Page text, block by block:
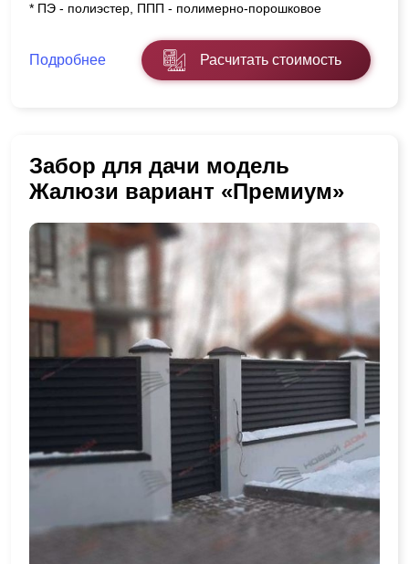
* ПЭ - полиэстер, ППП - полимерно-порошковое
Подробнее Расчитать стоимость
Забор для дачи модель
Жалюзи вариант «Премиум»